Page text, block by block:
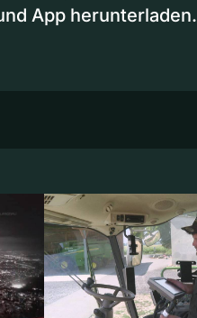
App herunterladen.